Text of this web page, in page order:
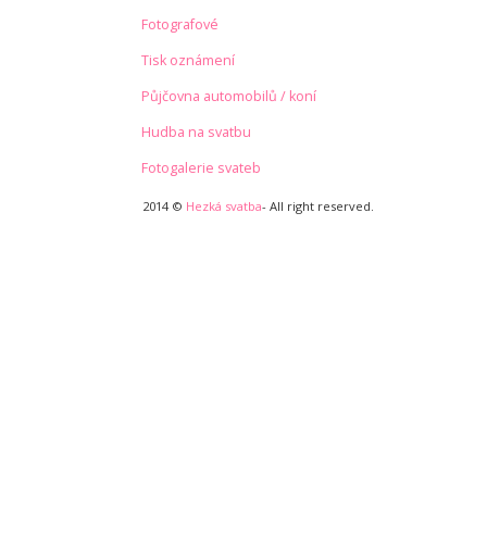
Fotografové
Tisk oznámení
Půjčovna automobilů / koní
Hudba na svatbu
Fotogalerie svateb
2014 © Hezká svatba- All right reserved.